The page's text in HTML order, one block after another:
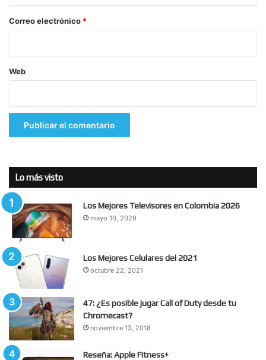
*
Correo electrónico *
Web
Lo más visto
Los Mejores Televisores en Colombia 2026
mayo 10, 2026
Los Mejores Celulares del 2021
octubre 22, 2021
47: ¿Es posible jugar Call of Duty desde tu
Chromecast?
noviembre 13, 2018
Reseña: Apple Fitness+